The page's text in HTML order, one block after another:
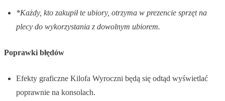
*Każdy, kto zakupił te ubiory, otrzyma w prezencie sprzęt na
plecy do wykorzystania z dowolnym ubiorem.
Poprawki błędów
Efekty graficzne Kilofa Wyroczni będą się odtąd wyświetlać
poprawnie na konsolach.